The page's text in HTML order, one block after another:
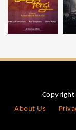
About Us